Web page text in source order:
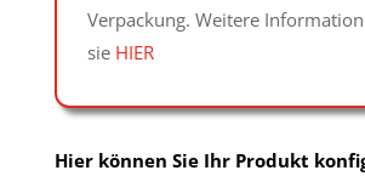
Verpackung. Weitere
sie HIER
Hier können Sie Ihr Produkt